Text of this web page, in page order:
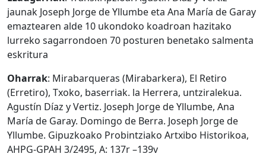
jaunak Joseph Jorge de Yllumbe eta Ana María de Garay
emaztearen alde 10 ukondoko koadroan hazitako
lurreko sagarrondoen 70 posturen benetako salmenta
eskritura
Oharrak: Mirabarqueras (Mirabarkera), El Retiro
(Erretiro), Txoko, baserriak. la Herrera, untziralekua.
Agustín Díaz y Vertiz. Joseph Jorge de Yllumbe, Ana
María de Garay. Domingo de Berra. Joseph Jorge de
Yllumbe. Gipuzkoako Probintziako Artxibo Historikoa,
AHPG-GPAH 3/2495, A: 137r –139v